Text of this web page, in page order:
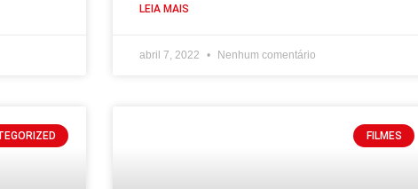
LEIA MAIS
abril 7, 2022 Nenhum comentário
FILMES